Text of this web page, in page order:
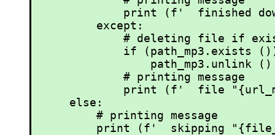
print (f'  finished
        except:
# deleting file if
if (path_mp3.exists
                path_mp3.unlink ()
            # printing message
print (f'  file
    else:
        # printing message
print (f'  skipping